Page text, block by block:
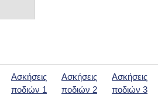
Ασκήσεις
ποδιών 1
Ασκήσεις
ποδιών 2
Ασκήσεις
ποδιών 3